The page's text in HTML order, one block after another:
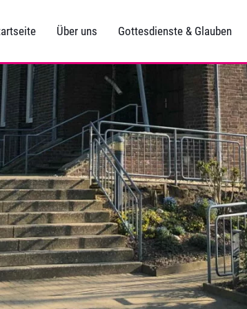
Über uns Gottesdienste & Glauben